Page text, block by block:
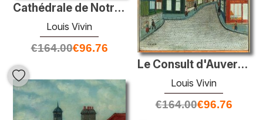
Cathédrale de Notre Dame
Louis Vivin
€164.00€96.76
Le Consult d'Auvergne et Le Sacre-Couer
Louis Vivin
€164.00€96.76